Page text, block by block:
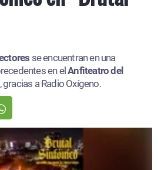
se encuentran en una
en elAnfiteatro del
, gracias a Radio Oxígeno.